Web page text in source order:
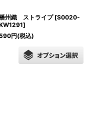
州織 ストライプ [S0020-
]
円(税込)